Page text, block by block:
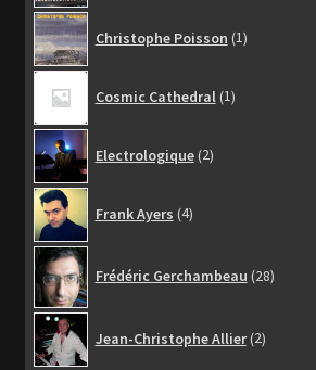
Christophe Poisson 1produit
Cosmic Cathedral 1produit
Electrologique 2produits
Frank Ayers 4produits
Frédéric Gerchambeau 28produits
Jean-Christophe Allier 2produits